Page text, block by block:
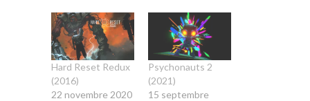
Hard Reset Redux
(2016)
22 novembre 2020
Psychonauts 2
(2021)
15 septembre